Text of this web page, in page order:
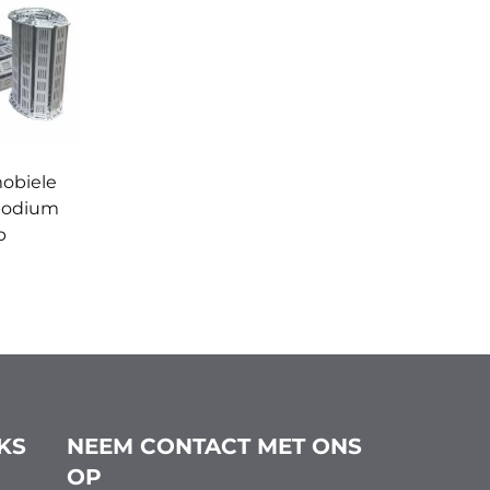
NEEM CONTACT MET ONS
OP